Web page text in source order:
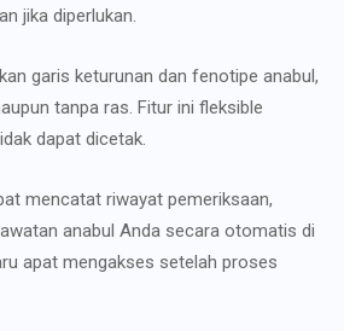
jika diperlukan.
garis keturunan dan fenotipe anabul,
tanpa ras. Fitur ini fleksible
dapat dicetak.
mencatat riwayat pemeriksaan,
anabul Anda secara otomatis di
apat mengakses setelah proses